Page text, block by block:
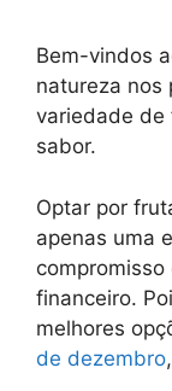
Bem-vindos
natureza nos
variedade de
sabor.
Optar por
apenas uma
financeiro.
melhores
de dezembro